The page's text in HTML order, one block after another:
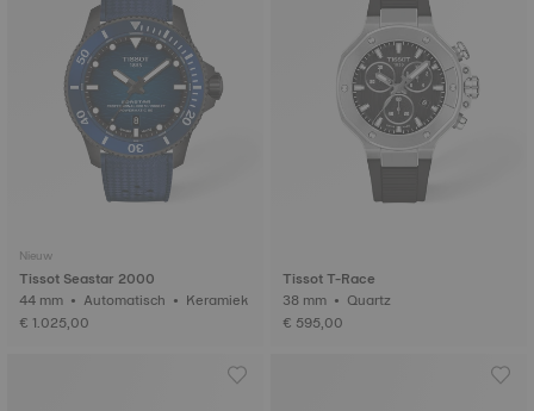
Nieuw
Tissot Seastar 2000
44 mm • Automatisch • Keramiek
€ 1.025,00
Tissot T-Race
38 mm • Quartz
€ 595,00